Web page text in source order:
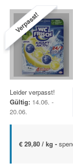
Verpasst!
Leider verpasst!
Gültig: 14.06. -
20.06.
€ 29,80 / kg -